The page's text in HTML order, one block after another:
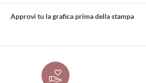
Approvi tu la grafica prima della stampa